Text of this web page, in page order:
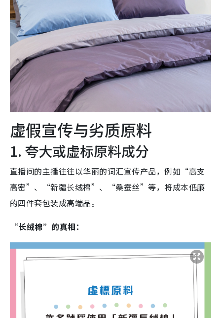
虚假宣传与劣质原料
1. 夸大或虚标原料成分
直播间的主播往往以华丽的词汇宣传产品，例如“高支
高密”、“新疆长绒棉”、“桑蚕丝”等，将成本低廉
的四件套包装成高端品。
“长绒棉”的真相：